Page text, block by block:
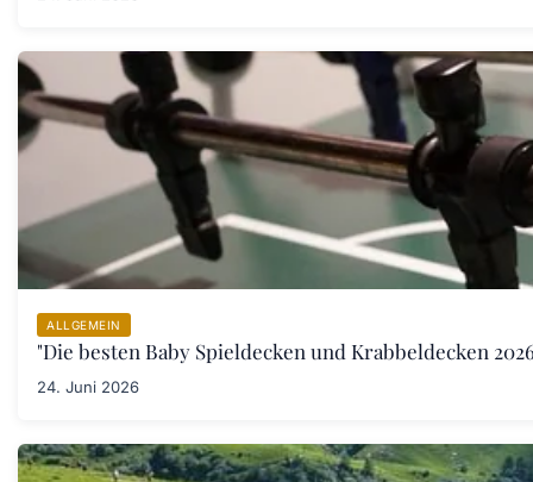
ALLGEMEIN
"Die besten Baby Spieldecken und Krabbeldecken
24. Juni 2026